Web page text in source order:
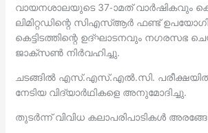
വായനശാലയുടെ 37-ാമത് വാർഷികവും
ലിമിറ്റഡിന്റെ സിഎസ്ആർ ഫണ്ട്
കെട്ടിടത്തിന്റെ ഉദ്ഘാടനവും നഗരസഭ
ജാക്സൺ നിർവഹിച്ചു.
ചടങ്ങിൽ എസ്.എസ്.എൽ.സി. പരീക്ഷയിൽ
നേടിയ വിദ്യാർഥികളെ അനുമോദിച്ചു.
തുടർന്ന് വിവിധ കലാപരിപാടികൾ